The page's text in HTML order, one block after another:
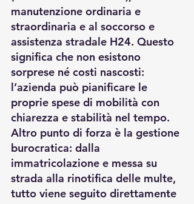
manutenzione ordinaria e
straordinaria e al soccorso e
assistenza stradale H24. Questo
significa che non esistono
sorprese né costi nascosti:
l’azienda può pianificare le
proprie spese di mobilità con
chiarezza e stabilità nel tempo.
Altro punto di forza è la gestione
burocratica: dalla
immatricolazione e messa su
strada alla rinotifica delle multe,
tutto viene seguito direttamente